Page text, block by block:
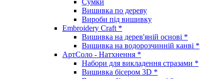
Вишивка по дереву
Вироби під вишивку
Embroidery Craft *
Вишивка на дерев'яній основі *
Вишивка на водорозчинній канві *
АртСоло - Натхнення *
Набори для викладення стразами *
Вишивка бісером 3D *